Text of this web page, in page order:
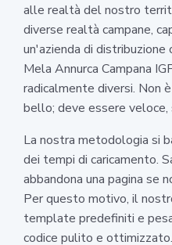
alle realtà del nostro
diverse realtà campane,
un'azienda di
Mela Annurca Campana
radicalmente diversi. Non
bello; deve essere veloce,
La nostra metodologia si
dei tempi di caricamento.
abbandona una pagina se
Per questo motivo, il
template predefiniti e
codice pulito e